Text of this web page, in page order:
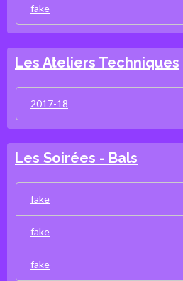
fake
Les Ateliers Techniques
2017-18
Les Soirées - Bals
fake
fake
fake